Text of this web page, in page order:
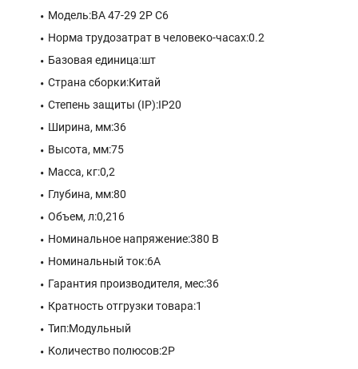
Модель:ВА 47-29 2P C6
Норма трудозатрат в человеко-часах:0.2
Базовая единица:шт
Страна сборки:Китай
Степень защиты (IP):IP20
Ширина, мм:36
Высота, мм:75
Масса, кг:0,2
Глубина, мм:80
Объем, л:0,216
Номинальное напряжение:380 В
Номинальный ток:6A
Гарантия производителя, мес:36
Кратность отгрузки товара:1
Тип:Модульный
Количество полюсов:2P